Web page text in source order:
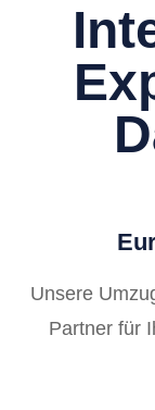
Unsere
Partner für